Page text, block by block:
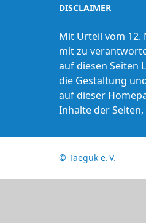
DISCLAIMER
Mit Urteil vom 12.
mit zu
auf diesen Seiten
die Gestaltung
auf dieser
Inhalte der
© Taeguk e. V.